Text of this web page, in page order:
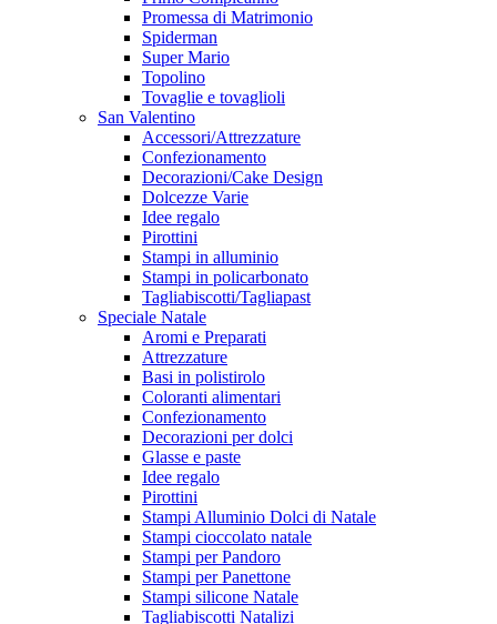
Promessa di Matrimonio
Spiderman
Super Mario
Topolino
Tovaglie e tovaglioli
San Valentino
Accessori/Attrezzature
Confezionamento
Decorazioni/Cake Design
Dolcezze Varie
Idee regalo
Pirottini
Stampi in alluminio
Stampi in policarbonato
Tagliabiscotti/Tagliapast
Speciale Natale
Aromi e Preparati
Attrezzature
Basi in polistirolo
Coloranti alimentari
Confezionamento
Decorazioni per dolci
Glasse e paste
Idee regalo
Pirottini
Stampi Alluminio Dolci di Natale
Stampi cioccolato natale
Stampi per Pandoro
Stampi per Panettone
Stampi silicone Natale
Tagliabiscotti Natalizi